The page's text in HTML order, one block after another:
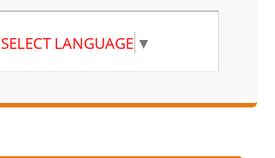
SELECT LANGUAGE ▼